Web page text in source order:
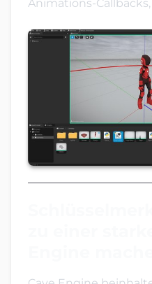
Animations-